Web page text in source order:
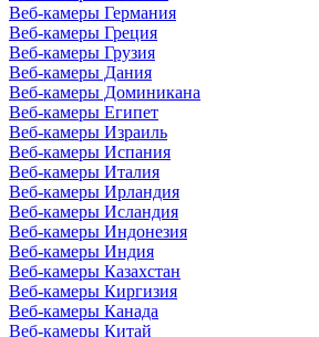
Веб-камеры Германия
Веб-камеры Греция
Веб-камеры Грузия
Веб-камеры Дания
Веб-камеры Доминикана
Веб-камеры Египет
Веб-камеры Израиль
Веб-камеры Испания
Веб-камеры Италия
Веб-камеры Ирландия
Веб-камеры Исландия
Веб-камеры Индонезия
Веб-камеры Индия
Веб-камеры Казахстан
Веб-камеры Киргизия
Веб-камеры Канада
Веб-камеры Китай